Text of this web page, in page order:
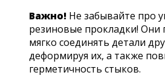
Важно! Не забывайте про
резиновые прокладки! Они
мягко соединять детали
деформируя их, а также
герметичность стыков.